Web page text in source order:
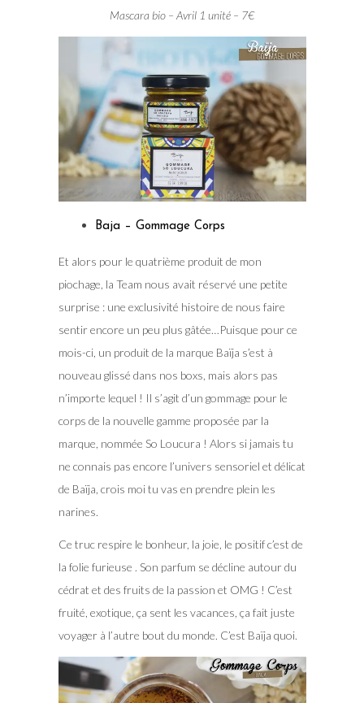
Mascara bio – Avril 1 unité – 7€
Baja – Gommage Corps
Et alors pour le quatrième produit de mon
piochage, la Team nous avait réservé une petite
surprise : une exclusivité histoire de nous faire
sentir encore un peu plus gâtée…Puisque pour ce
mois-ci, un produit de la marque Baïja s’est à
nouveau glissé dans nos boxs, mais alors pas
n’importe lequel ! Il s’agit d’un gommage pour le
corps de la nouvelle gamme proposée par la
marque, nommée So Loucura ! Alors si jamais tu
ne connais pas encore l’univers sensoriel et délicat
de Baïja, crois moi tu vas en prendre plein les
narines.
Ce truc respire le bonheur, la joie, le positif c’est de
la folie furieuse . Son parfum se décline autour du
cédrat et des fruits de la passion et OMG ! C’est
fruité, exotique, ça sent les vacances, ça fait juste
voyager à l’autre bout du monde. C’est Baïja quoi.